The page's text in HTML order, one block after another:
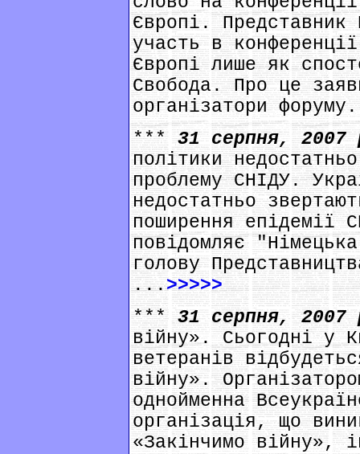
Європі. Представник
участь в
Європі лише як
Свобода. Про це
організатори
***31 серпня,
політики
проблему СНІДУ.
недостатньо
поширення епідемії
повідомляє
голову
...>>>>>
***31 серпня,
війну». Сьогодні у
ветеранів
війну».
однойменна
організація, що
«Закінчимо війну»,